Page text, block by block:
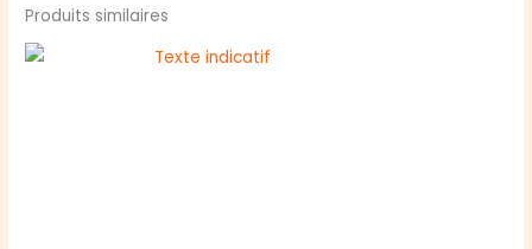
Produits similaires